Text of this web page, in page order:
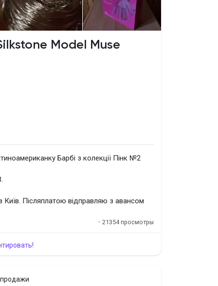
Model Muse
Барбі з колекції Пінк №2
Післяплатою відправляю з авансом
· 21354 просмотры